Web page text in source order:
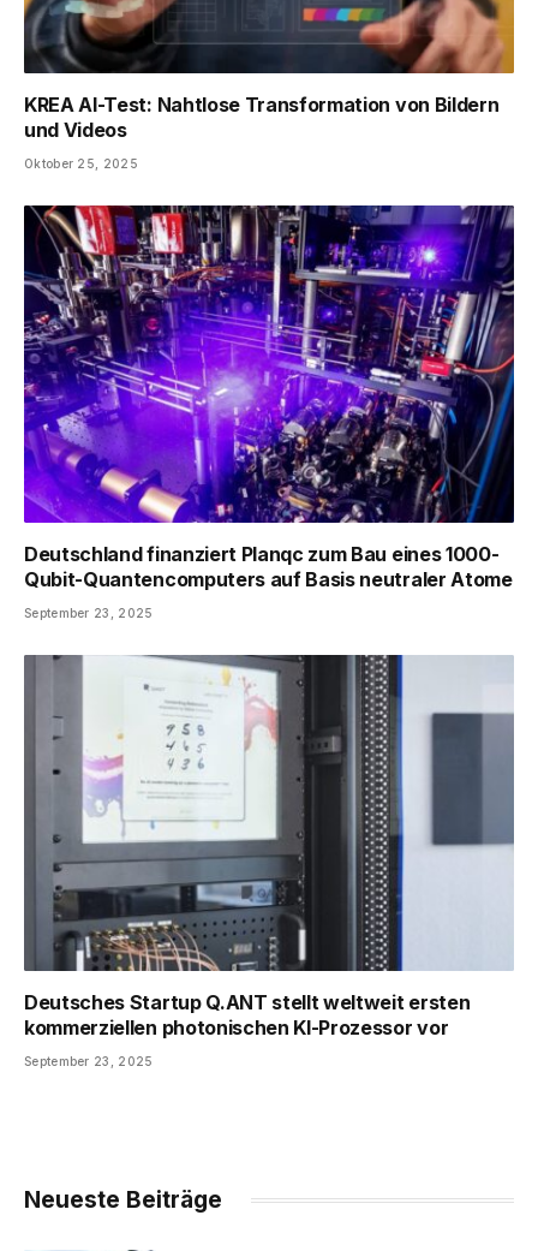
KREA AI-Test: Nahtlose Transformation von Bildern
und Videos
Oktober 25, 2025
Deutschland finanziert Planqc zum Bau eines 1000-
Qubit-Quantencomputers auf Basis neutraler Atome
September 23, 2025
Deutsches Startup Q.ANT stellt weltweit ersten
kommerziellen photonischen KI-Prozessor vor
September 23, 2025
Neueste Beiträge